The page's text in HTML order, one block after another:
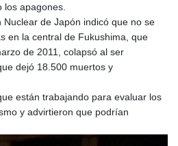
apagones.
Nuclear de Japón indicó que no se
en la central de Fukushima, que
de 2011, colapsó al ser
dejó 18.500 muertos y
están trabajando para evaluar los
y advirtieron que podrían